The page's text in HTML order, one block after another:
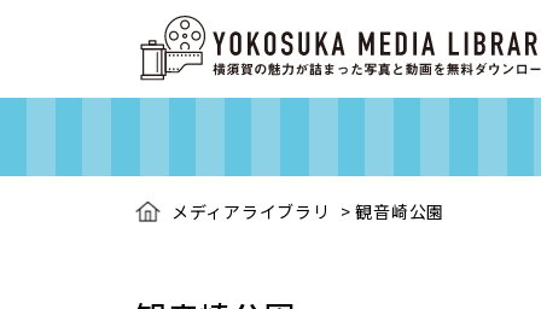
メディアライブラリ >観音崎公園